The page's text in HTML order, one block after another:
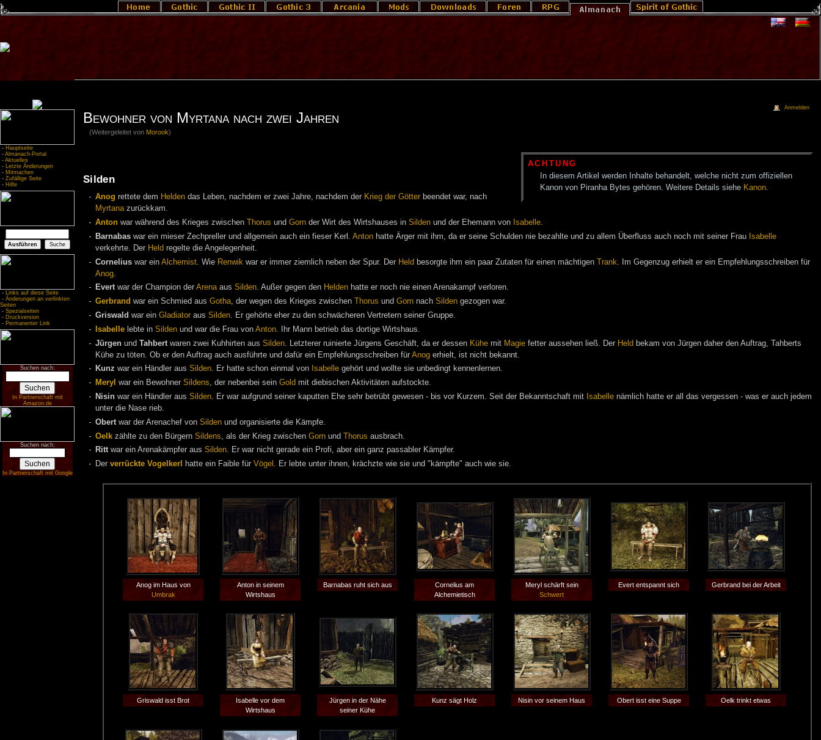
- Hauptseite
- Almanach-Portal
- Aktuelles
- Letzte Änderungen
- Mitmachen
- Zufällige Seite
- Hilfe
- Links auf diese Seite
- Änderungen an verlinkten
Seiten
- Spezialseiten
- Druckversion
- Permanenter Link
Suchen nach:
In Partnerschaft mit
Amazon.de
Suchen nach:
In Partnerschaft mit Google
Bewohner von Myrtana nach zwei Jahren
(Weitergeleitet von Morook)
ACHTUNG
In diesem Artikel werden Inhalte behandelt, welche nicht zum offiziellen
Kanon von Piranha Bytes gehören. Weitere Details siehe Kanon.
Silden
Anog rettete dem Helden das Leben, nachdem er zwei Jahre, nachdem der Krieg der Götter beendet war, nach
Myrtanazurückkam.
Anton war während des Krieges zwischen Thorus und Gorn der Wirt des Wirtshauses in Silden und der Ehemann von Isabelle.
Barnabas war ein mieser Zechpreller und allgemein auch ein fieser Kerl. Anton hatte Ärger mit ihm, da er seine Schulden nie bezahlte und zu allem Überfluss auch noch mit seiner Frau Isabelle
verkehrte. Der Held regelte die Angelegenheit.
Cornelius war ein Alchemist . Wie Renwik war er immer ziemlich neben der Spur. Der Held besorgte ihm ein paar Zutaten für einen mächtigen Trank . Im Gegenzug erhielt er ein Empfehlungsschreiben für
Anog
Evertwar der Champion der Arenaaus Silden. Außer gegen den Helden hatte er noch nie einen Arenakampf verloren.
Gerbrand war ein Schmied aus Gotha, der wegen des Krieges zwischen Thorus und Gorn nach Silden gezogen war.
Griswald war ein Gladiator aus Silden. Er gehörte eher zu den schwächeren Vertretern seiner Gruppe.
Isabelle lebte in Silden und war die Frau von Anton . Ihr Mann betrieb das dortige Wirtshaus.
Jürgen und Tahbert waren zwei Kuhhirten aus Silden . Letzterer ruinierte Jürgens Geschäft, da er dessen Kühe mit Magie fetter aussehen ließ. Der Held bekam von Jürgen daher den Auftrag, Tahberts
Kühe zu töten. Ob er den Auftrag auch ausführte und dafür ein Empfehlungsschreiben für Anog erhielt, ist nicht bekannt.
Kunz war ein Händler aus Silden. Er hatte schon einmal von Isabelle gehört und wollte sie unbedingt kennenlernen.
Meryl war ein Bewohner Sildens, der nebenbei sein Gold mit diebischen Aktivitäten aufstockte.
Nisin war ein Händler aus Silden. Er war aufgrund seiner kaputten Ehe sehr betrübt gewesen - bis vor Kurzem. Seit der Bekanntschaft mit Isabelle nämlich hatte er all das vergessen - was er auch jedem
unter die Nase rieb.
Obert war der Arenachef von Silden und organisierte die Kämpfe.
Oelk zählte zu den Bürgern Sildens , als der Krieg zwischen Gorn und Thorus ausbrach.
Rittwar ein Arenakämpfer aus Silden. Er war nicht gerade ein Profi, aber ein ganz passabler Kämpfer.
Der verrückte Vogelkerl hatte ein Faible für Vögel . Er lebte unter ihnen, krächzte wie sie und "kämpfte" auch wie sie.
Anog im Haus von
Umbrak
Anton in seinem
Wirtshaus
Barnabas ruht sich aus
Cornelius am
Alchemietisch
Meryl schärft sein
Schwert
Evert entspannt sich Gerbrand bei der Arbeit
Griswald isst Brot
Isabelle vor dem
Wirtshaus
Jürgen in der Nähe
seiner Kühe
Kunz sägt Holz Nisin vor seinem Haus Obert isst eine Suppe Oelk trinkt etwas
Anmelden